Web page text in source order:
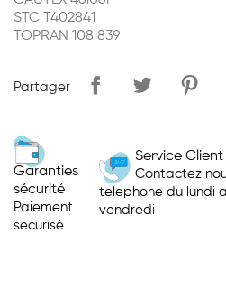
STC T402841
TOPRAN 108 839
Partager
Garanties
sécurité
Paiement
securisé
Service Client
Contactez
telephone du lundi
vendredi